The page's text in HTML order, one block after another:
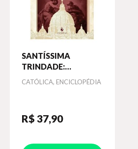
SANTÍSSIMA
TRINDADE:
ENCICLOPÉDIA
CATÓLICA, VOL. III
Autor
CATÓLICA, ENCICLOPÉDIA
R$ 37,90